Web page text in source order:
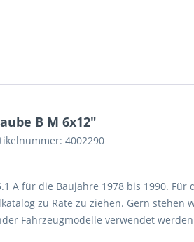
B M 6x12"
4002290
A für die Baujahre 1978 bis 1990.
zu Rate zu ziehen. Gern
Fahrzeugmodelle verwendet